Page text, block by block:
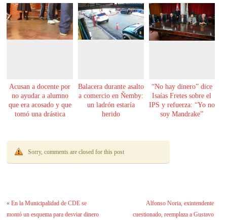
Acusan a docente por
no ayudar a alumno
que era acosado y que
tomó una drástica
Balacera durante asalto
a comercio en Ñemby:
un ladrón estaría
herido
“No hay dinero” dice
Isaías Fretes sobre el
IPS y refuerza: “Yo no
soy Mandrake”
Sorry, comments are closed for this post
«En la Municipalidad de CDE se
montó un esquema para desviar dinero
Alfonso Noria, exintendente
cuestionado, reemplaza a Gustavo